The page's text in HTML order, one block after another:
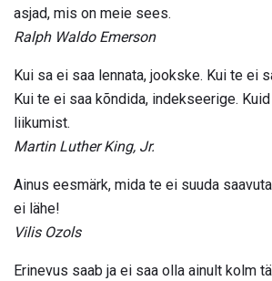
asjad, mis on meie sees.
Ralph Waldo Emerson
Kui sa ei saa lennata, jookske. Kui te ei
Kui te ei saa kõndida, indekseerige.
liikumist.
Martin Luther King, Jr.
Ainus eesmärk, mida te ei suuda
ei lähe!
Vilis Ozols
Erinevus saab ja ei saa olla ainult kolm